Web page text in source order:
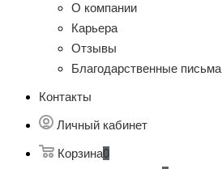
О компании
Карьера
Отзывы
Благодарственные письма
Контакты
Личный кабинет
Корзина0